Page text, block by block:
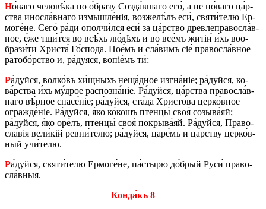
Но́ва­го че­ло­вѣ́­ка по о́бразу Со­зда́в­ша­го его́, а не но́­ва­го ца́р­
ства ино­сла́в­на­го из­мыш­ле́нія, воз­же­лѣ́лъ еси́, святи́­те­лю Ер­
мо­ге́­не. Сего́ ра́ди опол­чи́л­ся еси́ за ца́р­ство дре­вле­пра­во­сла́в­
ное, е́же тщи́т­ся во всѣ́хъ лю́­дѣхъ и во все́мъ жи­тіи́ и́хъ во­о­
бра­зи́­ти Хри­ста́ Го́­спо­да. По­е́мъ и сла́­вимъ сіе́ пра­во­сла́в­ное
ра­то­бо́р­ство и, ра́дуяся, во­піе́мъ ти́:
Ра́дуй­ся, вол­ко́въ хи́щ­ныхъ не­ща́д­ное из­гна́ніе; ра́дуй­ся, ко­
ва́р­ства и́хъ му́­дрое рас­по­зна́ніе. Ра́дуй­ся, ца́р­ства пра­во­сла́в­
на­го вѣ́р­ное спа­се́ніе; ра́дуй­ся, ста́­да Хри­сто́­ва цер­ко́в­ное
огра­жде́ніе. Ра́дуй­ся, я́ко ко́­кошъ птен­цы́ своя́ со­зы­ва́яй;
ра́дуй­ся, я́ко оре́лъ, птен­цы́ своя́ по­кры­ва́яй. Ра́дуй­ся, Пра­во­
сла́­вія ве­ли́кій ре­вни́­те­лю; ра́дуй­ся, ца­ре́мъ и ца́рству цер­ко́в­
ный учи́­те­лю.
Ра́дуй­ся, святи́­те­лю Ер­мо­ге́­не, па́­сты­рю до́­брый Руси́ пра­во­
сла́в­ныя.
Кон­да́къ 8